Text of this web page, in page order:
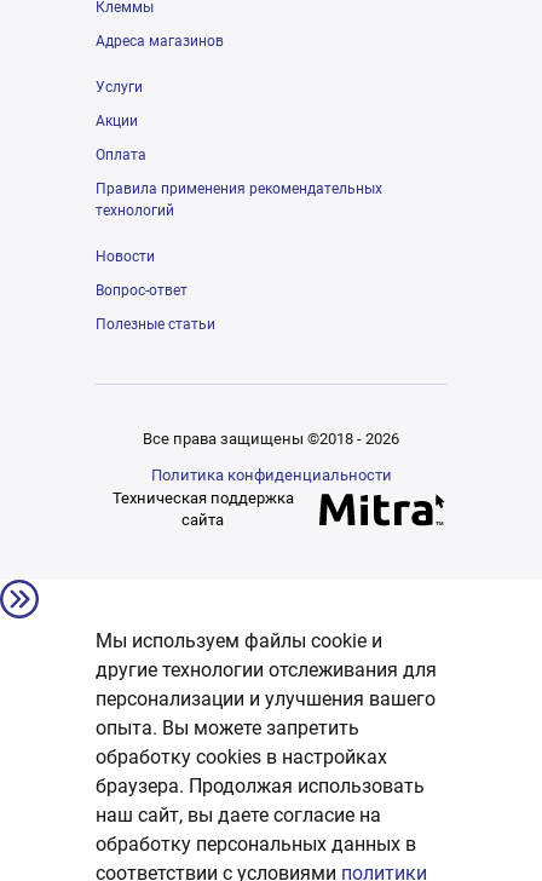
Клеммы
Адреса магазинов
Услуги
Акции
Оплата
Правила применения рекомендательных
технологий
Новости
Вопрос-ответ
Полезные статьи
Все права защищены ©2018 - 2026
Политика конфиденциальности
Техническая поддержка
сайта
Мы используем файлы cookie и
другие технологии отслеживания для
персонализации и улучшения вашего
опыта. Вы можете запретить
обработку сookies в настройках
браузера. Продолжая использовать
наш сайт, вы даете согласие на
обработку персональных данных в
соответствии с условиями политики